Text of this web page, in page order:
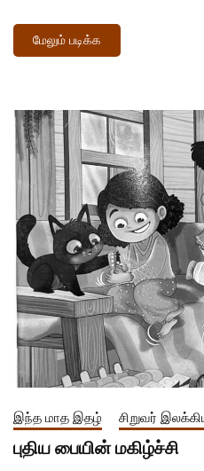
மேலும் படிக்க
இந்த மாத இதழ் சிறுவர்
புதிய பையின் மகிழ்ச்சி